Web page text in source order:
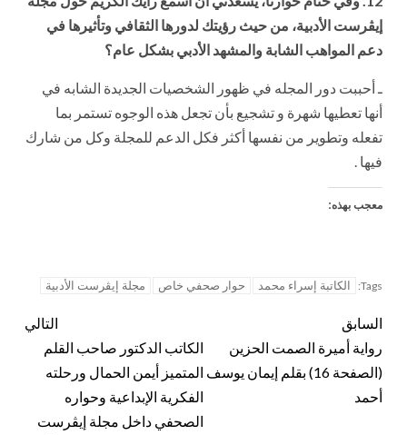
إيڤرست الأدبية، من حيث رؤيتك لدورها الثقافي وتأثيرها في
دعم المواهب الشابة والمشهد الأدبي بشكل عام؟
ـ أحببت دور المجله في ظهور الشخصيات الجديدة الشابه في
أنها تعطيها شهرة و تشجيع بأن تجعل هذه الوجوه تستمر بما
تفعله وتطوير من نفسها أكثر فكل الدعم للمجلة وكل من شارك
فيها .
معجب بهذه:
Tags: الكاتبة إسراء محمد حوار صحفي خاص مجلة إيڤرست الأدبية
السابق
رواية أميرة الصمت الحزين
(الصفحة 16) بقلم إيمان يوسف
أحمد
التالي
الكاتب الدكتور صاحب القلم
المتميز أيمن الحمال ورحلته
الفكرية الإبداعية وحواره
الصحفي داخل مجلة إيڤرست